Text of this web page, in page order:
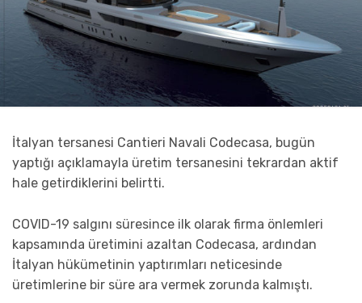
İtalyan tersanesi Cantieri Navali Codecasa, bugün
yaptığı açıklamayla üretim tersanesini tekrardan aktif
hale getirdiklerini belirtti.
COVID-19 salgını süresince ilk olarak firma önlemleri
kapsamında üretimini azaltan Codecasa, ardından
İtalyan hükümetinin yaptırımları neticesinde
üretimlerine bir süre ara vermek zorunda kalmıştı.